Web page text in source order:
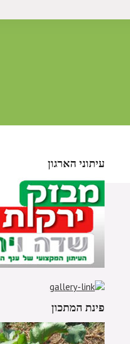
עיתוני הארגון
פינת המתכון